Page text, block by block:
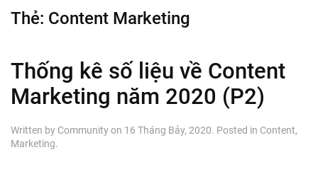
Thẻ: Content Marketing
Thống kê số liệu về Content
Marketing năm 2020 (P2)
Written by Communityon 16 Tháng Bảy, 2020. Posted in Content,
Marketing.